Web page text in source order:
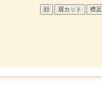
顔 眉カット 襟足